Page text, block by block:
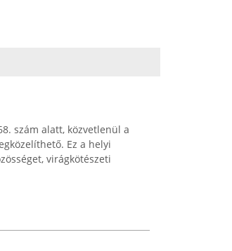
szám alatt, közvetlenül a
Ez a helyi
virágkötészeti